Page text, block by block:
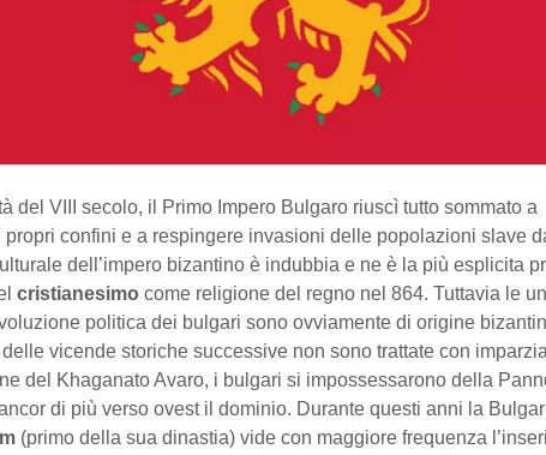
del VIII secolo, il Primo Impero Bulgaro riuscì tutto sommato a
confini e a respingere invasioni delle popolazioni slave
dell’impero bizantino è indubbia e ne è la più esplicita
cristianesimo come religione del regno nel 864. Tuttavia le
politica dei bulgari sono ovviamente di origine
vicende storiche successive non sono trattate con
del Khaganato Avaro, i bulgari si impossessarono della
di più verso ovest il dominio. Durante questi anni la
(primo della sua dinastia) vide con maggiore frequenza